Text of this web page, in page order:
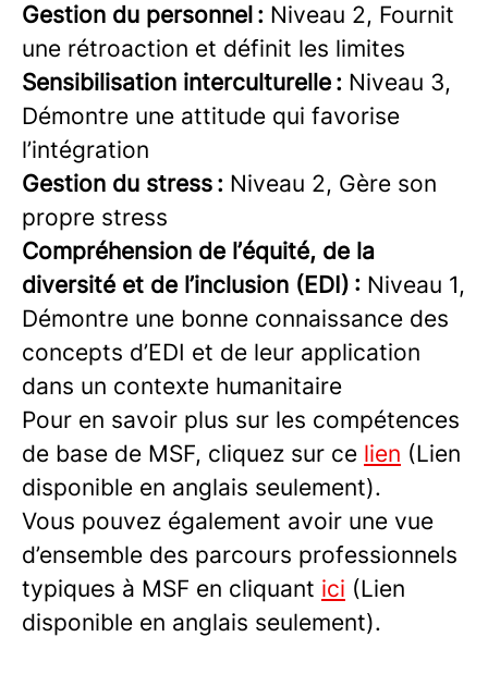
Gestion du personnel : Niveau 2, Fournit
une rétroaction et définit les limites
Sensibilisation interculturelle : Niveau 3,
Démontre une attitude qui favorise
l’intégration
Gestion du stress : Niveau 2, Gère son
propre stress
Compréhension de l’équité, de la
diversité et de l’inclusion (EDI) : Niveau 1,
Démontre une bonne connaissance des
concepts d’EDI et de leur application
dans un contexte humanitaire
Pour en savoir plus sur les compétences
de base de MSF, cliquez sur ce lien (Lien
disponible en anglais seulement).
Vous pouvez également avoir une vue
d’ensemble des parcours professionnels
typiques à MSF en cliquant ici (Lien
disponible en anglais seulement).